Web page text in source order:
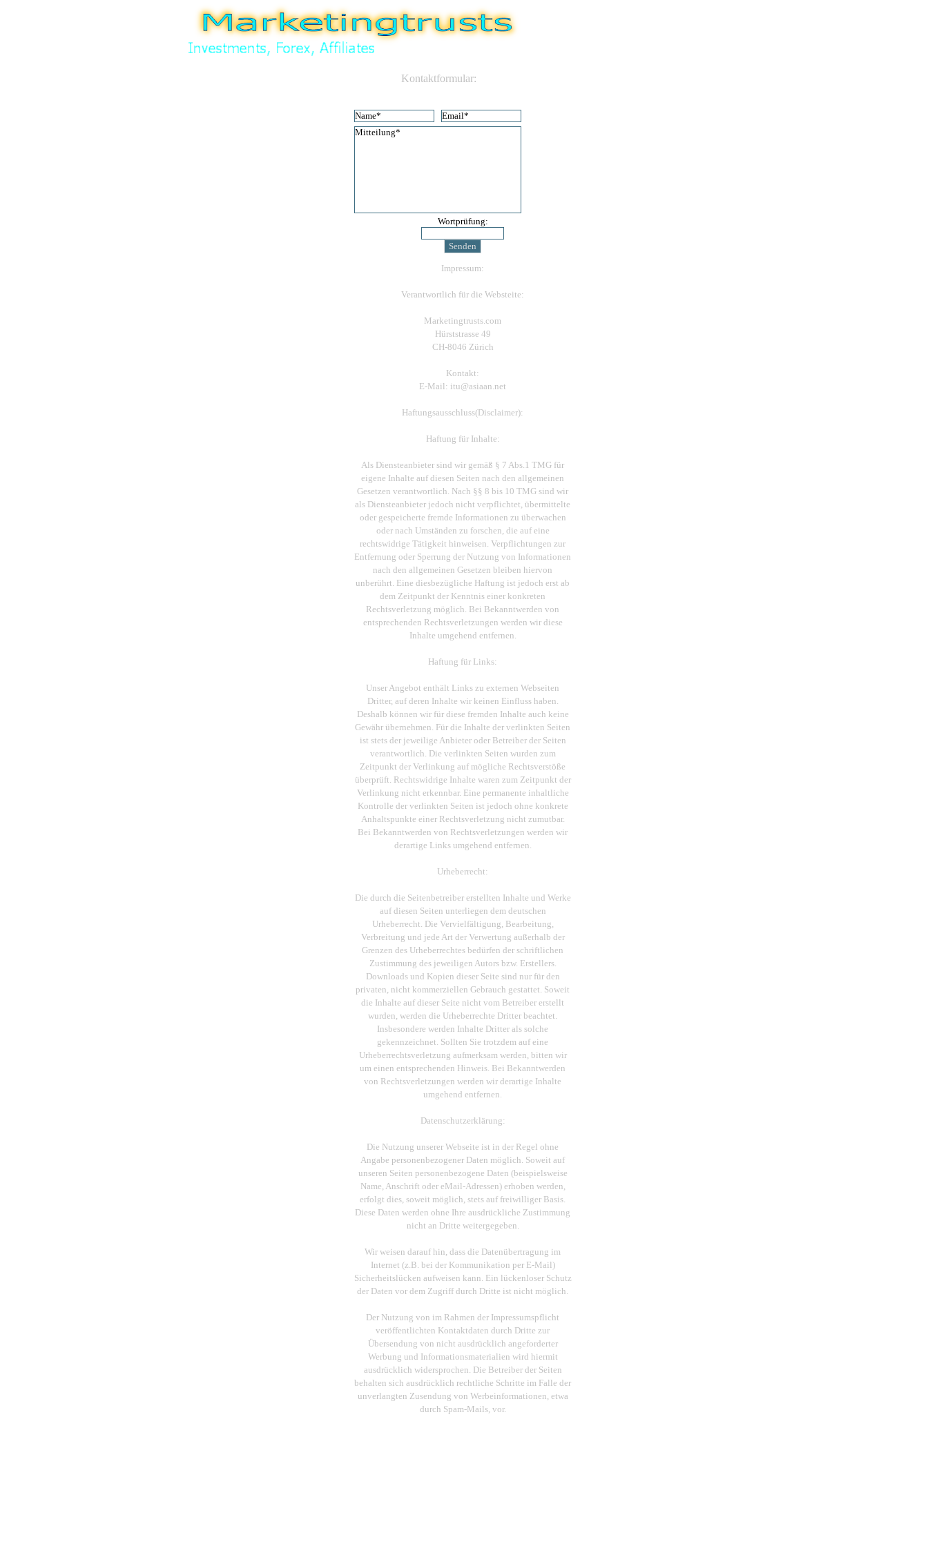
Kontaktformular:
Wortprüfung:
Impressum:
Verantwortlich für die Websteite:
Marketingtrusts.com
Hürststrasse 49
CH-8046 Zürich
Kontakt:
E-Mail: itu@asiaan.net
Haftungsausschluss(Disclaimer):
Haftung für Inhalte:
Als Diensteanbieter sind wir gemäß § 7 Abs.1 TMG für
eigene Inhalte auf diesen Seiten nach den allgemeinen
Gesetzen verantwortlich. Nach §§ 8 bis 10 TMG sind wir
als Diensteanbieter jedoch nicht verpflichtet, übermittelte
oder gespeicherte fremde Informationen zu überwachen
oder nach Umständen zu forschen, die auf eine
rechtswidrige Tätigkeit hinweisen. Verpflichtungen zur
Entfernung oder Sperrung der Nutzung von Informationen
nach den allgemeinen Gesetzen bleiben hiervon
unberührt. Eine diesbezügliche Haftung ist jedoch erst ab
dem Zeitpunkt der Kenntnis einer konkreten
Rechtsverletzung möglich. Bei Bekanntwerden von
entsprechenden Rechtsverletzungen werden wir diese
Inhalte umgehend entfernen.
Haftung für Links:
Unser Angebot enthält Links zu externen Webseiten
Dritter, auf deren Inhalte wir keinen Einfluss haben.
Deshalb können wir für diese fremden Inhalte auch keine
Gewähr übernehmen. Für die Inhalte der verlinkten Seiten
ist stets der jeweilige Anbieter oder Betreiber der Seiten
verantwortlich. Die verlinkten Seiten wurden zum
Zeitpunkt der Verlinkung auf mögliche Rechtsverstöße
überprüft. Rechtswidrige Inhalte waren zum Zeitpunkt der
Verlinkung nicht erkennbar. Eine permanente inhaltliche
Kontrolle der verlinkten Seiten ist jedoch ohne konkrete
Anhaltspunkte einer Rechtsverletzung nicht zumutbar.
Bei Bekanntwerden von Rechtsverletzungen werden wir
derartige Links umgehend entfernen.
Urheberrecht:
Die durch die Seitenbetreiber erstellten Inhalte und Werke
auf diesen Seiten unterliegen dem deutschen
Urheberrecht. Die Vervielfältigung, Bearbeitung,
Verbreitung und jede Art der Verwertung außerhalb der
Grenzen des Urheberrechtes bedürfen der schriftlichen
Zustimmung des jeweiligen Autors bzw. Erstellers.
Downloads und Kopien dieser Seite sind nur für den
privaten, nicht kommerziellen Gebrauch gestattet. Soweit
die Inhalte auf dieser Seite nicht vom Betreiber erstellt
wurden, werden die Urheberrechte Dritter beachtet.
Insbesondere werden Inhalte Dritter als solche
gekennzeichnet. Sollten Sie trotzdem auf eine
Urheberrechtsverletzung aufmerksam werden, bitten wir
um einen entsprechenden Hinweis. Bei Bekanntwerden
von Rechtsverletzungen werden wir derartige Inhalte
umgehend entfernen.
Datenschutzerklärung:
Die Nutzung unserer Webseite ist in der Regel ohne
Angabe personenbezogener Daten möglich. Soweit auf
unseren Seiten personenbezogene Daten (beispielsweise
Name, Anschrift oder eMail-Adressen) erhoben werden,
erfolgt dies, soweit möglich, stets auf freiwilliger Basis.
Diese Daten werden ohne Ihre ausdrückliche Zustimmung
nicht an Dritte weitergegeben.
Wir weisen darauf hin, dass die Datenübertragung im
Internet (z.B. bei der Kommunikation per E-Mail)
Sicherheitslücken aufweisen kann. Ein lückenloser Schutz
der Daten vor dem Zugriff durch Dritte ist nicht möglich.
Der Nutzung von im Rahmen der Impressumspflicht
veröffentlichten Kontaktdaten durch Dritte zur
Übersendung von nicht ausdrücklich angeforderter
Werbung und Informationsmaterialien wird hiermit
ausdrücklich widersprochen. Die Betreiber der Seiten
behalten sich ausdrücklich rechtliche Schritte im Falle der
unverlangten Zusendung von Werbeinformationen, etwa
durch Spam-Mails, vor.